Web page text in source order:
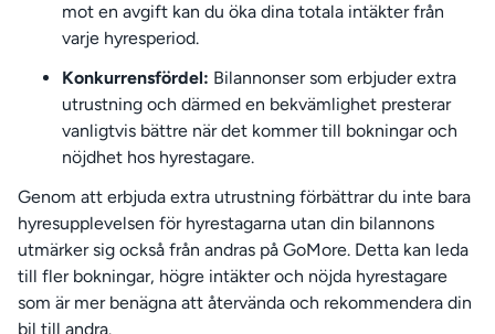
mot en avgift kan du öka dina totala intäkter från
varje hyresperiod.
Konkurrensfördel: Bilannonser som erbjuder extra
utrustning och därmed en bekvämlighet presterar
vanligtvis bättre när det kommer till bokningar och
nöjdhet hos hyrestagare.
Genom att erbjuda extra utrustning förbättrar du inte bara
hyresupplevelsen för hyrestagarna utan din bilannons
utmärker sig också från andras på GoMore. Detta kan leda
till fler bokningar, högre intäkter och nöjda hyrestagare
som är mer benägna att återvända och rekommendera din
bil till andra.